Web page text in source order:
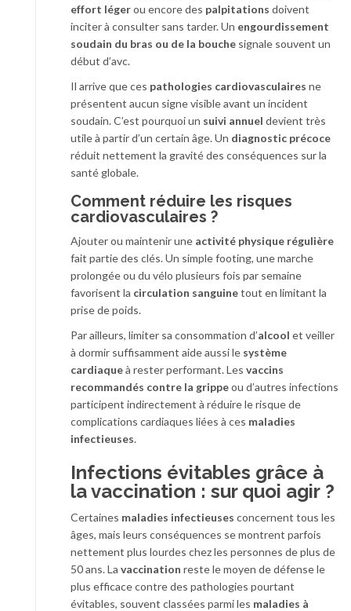
effort légerou encore des palpitations doivent
inciter à consulter sans tarder. Un engourdissement
soudain du bras ou de la bouche signale souvent un
début d’avc.
Il arrive que ces pathologies cardiovasculaires ne
présentent aucun signe visible avant un incident
soudain. C’est pourquoi un suivi annuel devient très
utile à partir d’un certain âge. Un diagnostic précoce
réduit nettement la gravité des conséquences sur la
santé globale.
Comment réduire les risques
cardiovasculaires ?
Ajouter ou maintenir une activité physique régulière
fait partie des clés. Un simple footing, une marche
prolongée ou du vélo plusieurs fois par semaine
favorisent la circulation sanguinetout en limitant la
prise de poids.
Par ailleurs, limiter sa consommation d’alcool et veiller
à dormir suffisamment aide aussi le système
cardiaqueà rester performant. Les vaccins
recommandés contre la grippeou d’autres infections
participent indirectement à réduire le risque de
complications cardiaques liées à ces maladies
infectieuses.
Infections évitables grâce à
la vaccination : sur quoi agir ?
Certaines maladies infectieuses concernent tous les
âges, mais leurs conséquences se montrent parfois
nettement plus lourdes chez les personnes de plus de
50 ans. La vaccination reste le moyen de défense le
plus efficace contre des pathologies pourtant
évitables, souvent classées parmi les maladies à